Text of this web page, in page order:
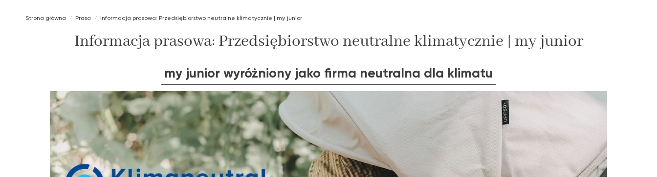
Strona główna Prasa Informacja prasowa: Przedsiębiorstwo neutralne klimatycznie | my junior
Informacja prasowa: Przedsiębiorstwo neutralne klimatycznie | my junior
my junior wyróżniony jako firma neutralna dla klimatu